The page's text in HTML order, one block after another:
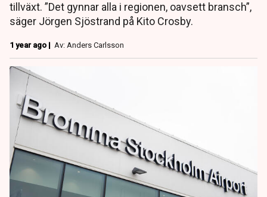
tillväxt. ”Det gynnar alla i regionen, oavsett bransch”,
säger Jörgen Sjöstrand på Kito Crosby.
1 year ago | Av: Anders Carlsson